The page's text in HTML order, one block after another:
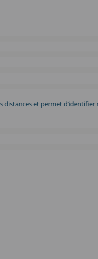
et permet d’identifier